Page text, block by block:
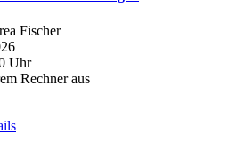
Fischer
Uhr
Rechner aus